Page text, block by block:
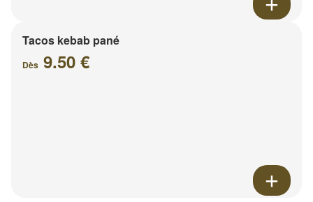
Tacos kebab pané
Dès 9.50 €